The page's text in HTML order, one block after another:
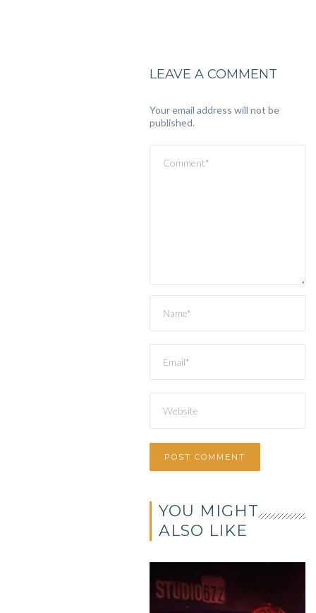
LEAVE A COMMENT
Your email address will not be
published.
YOU MIGHT
ALSO LIKE